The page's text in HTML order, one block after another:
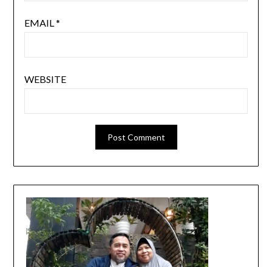
EMAIL*
WEBSITE